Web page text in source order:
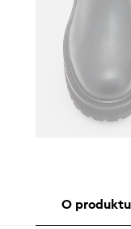
O produktu